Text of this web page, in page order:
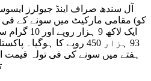
آل سندھ صراف اینڈ جیولرز